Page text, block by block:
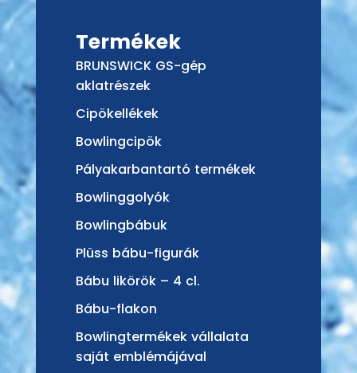
Termékek
BRUNSWICK GS-gép
aklatrészek
Cipökellékek
Bowlingcipök
Pályakarbantartó termékek
Bowlinggolyók
Bowlingbábuk
Plüss bábu-figurák
Bábu likörök – 4 cl.
Bábu-flakon
Bowlingtermékek vállalata
saját emblémájával